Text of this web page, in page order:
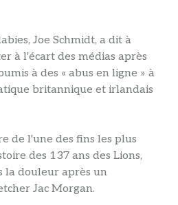
Joe Schmidt, a dit à
à l'écart des médias après
à des « abus en ligne » à
britannique et irlandais
de l'une des fins les plus
des 137 ans des Lions,
la douleur après un
Jac Morgan.